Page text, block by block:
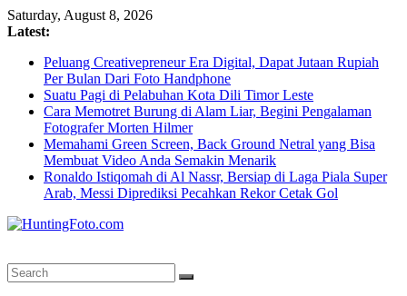
Skip
to
Saturday, August 8, 2026
Latest:
Peluang Creativepreneur Era Digital, Dapat Jutaan Rupiah
Per Bulan Dari Foto Handphone
Suatu Pagi di Pelabuhan Kota Dili Timor Leste
Cara Memotret Burung di Alam Liar, Begini Pengalaman
Fotografer Morten Hilmer
Memahami Green Screen, Back Ground Netral yang Bisa
Membuat Video Anda Semakin Menarik
Ronaldo Istiqomah di Al Nassr, Bersiap di Laga Piala Super
Arab, Messi Diprediksi Pecahkan Rekor Cetak Gol